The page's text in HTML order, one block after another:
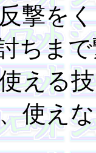
撃を
ちま
える
使え